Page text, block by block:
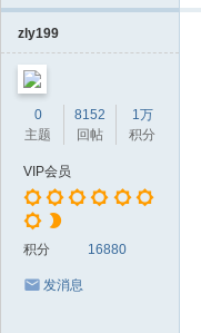
zly199
0
主题
8152
回帖
1万
积分
VIP会员
积分 16880
发消息